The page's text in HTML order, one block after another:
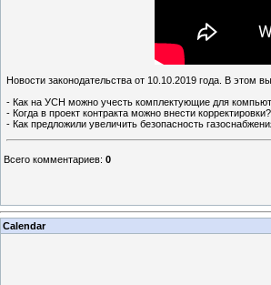
Новости законодательства от 10.10.2019 года. В этом
- Как на УСН можно учесть комплектующие для
- Когда в проект контракта можно внести корректировки?
- Как предложили увеличить безопасность
Всего комментариев: 0
Calendar